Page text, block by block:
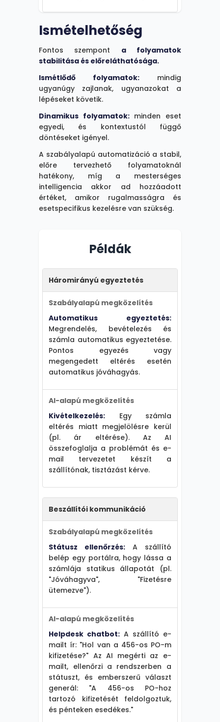
Komplex összefüggések
kezelésére AI szükséges.
tartalmának validálása
egyedi követelmények
alapján, intelligens
jóváhagyó-kiválasztás.
Gyakran a kettő
kombinációja - a
szabályalapú
automatizáció kezeli a
rutinszerű feladatokat,
az AI ott veszi át a
szerepet, ahol
értelmezés és adaptálás
szükséges.
Ismételhetőség
Fontos szempont a folyamatok
stabilitása és előreláthatósága.
Ismétlődő folyamatok: mindig
ugyanúgy zajlanak, ugyanazokat a
lépéseket követik.
Dinamikus folyamatok:minden eset
egyedi, és kontextustól függő
döntéseket igényel.
A szabályalapú automatizáció a stabil,
előre tervezhető folyamatoknál
hatékony, míg a mesterséges
intelligencia akkor ad hozzáadott
értéket, amikor rugalmasságra és
esetspecifikus kezelésre van szükség.
Példák
Háromirányú egyeztetés
Szabályalapú megközelítés
Automatikus egyeztetés:
Megrendelés, bevételezés és
számla automatikus egyeztetése.
Pontos egyezés vagy
megengedett eltérés esetén
automatikus jóváhagyás.
AI-alapú megközelítés
Kivételkezelés: Egy számla
eltérés miatt megjelölésre kerül
(pl. ár eltérése). Az AI
összefoglalja a problémát és e-
mail tervezetet készít a
szállítónak, tisztázást kérve.
Beszállítói kommunikáció
Szabályalapú megközelítés
Státusz ellenőrzés: A szállító
belép egy portálra, hogy lássa a
számlája statikus állapotát (pl.
"Jóváhagyva", "Fizetésre
ütemezve").
AI-alapú megközelítés
Helpdesk chatbot: A szállító e-
mailt ír: "Hol van a 456-os PO-m
kifizetése?" Az AI megérti az e-
mailt, ellenőrzi a rendszerben a
státuszt, és emberszerű választ
generál: "A 456-os PO-hoz
tartozó kifizetését feldolgoztuk,
és pénteken esedékes."